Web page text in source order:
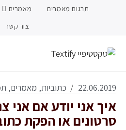
תרגום מאמרים מאמרים
צור קשר
22.06.2019 כתוביות, מאמרים,
איך אני יודע אם אני
סרטונים או הפקת